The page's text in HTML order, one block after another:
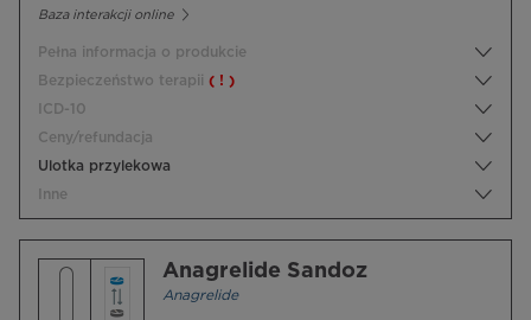
Baza interakcji online
Pełna informacja o produkcie
Bezpieczeństwo terapii ( ! )
ICD-10
Ceny/refundacja
Ulotka przylekowa
Inne
Anagrelide Sandoz
Anagrelide